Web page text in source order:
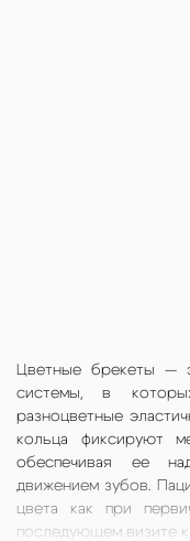
Цветные брекеты —
системы, в
разноцветные
кольца фиксируют
обеспечивая ее
движением зубов.
цвета как при
последующем визите